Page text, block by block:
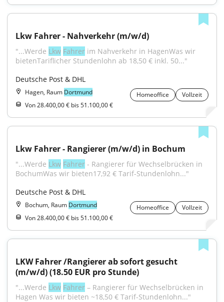
Lkw Fahrer - Nahverkehr (m/w/d)
"...Werde Lkw Fahrer im Nahverkehr in HagenWas wir
bietenTariflicher Stundenlohn ab 18,50 € inkl. 50..."
Deutsche Post & DHL
Hagen, Raum Dortmund Homeoffice
Vollzeit
Von 28.400,00 € bis 51.100,00 €
Lkw Fahrer - Rangierer (m/w/d) in Bochum
"...Werde Lkw Fahrer - Rangierer für Wechselbrücken in
BochumWas wir bieten17,92 € Tarif-Stundenlohn..."
Deutsche Post & DHL
Bochum, Raum Dortmund Homeoffice
Vollzeit
Von 28.400,00 € bis 51.100,00 €
LKW Fahrer /Rangierer ab sofort gesucht
(m/w/d) (18.50 EUR pro Stunde)
"...Werde Lkw Fahrer – Rangierer für Wechselbrücken in
Hagen Was wir bieten ~18,50 € Tarif-Stundenlohn..."